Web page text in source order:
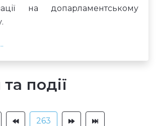
на допарламентському
події
263